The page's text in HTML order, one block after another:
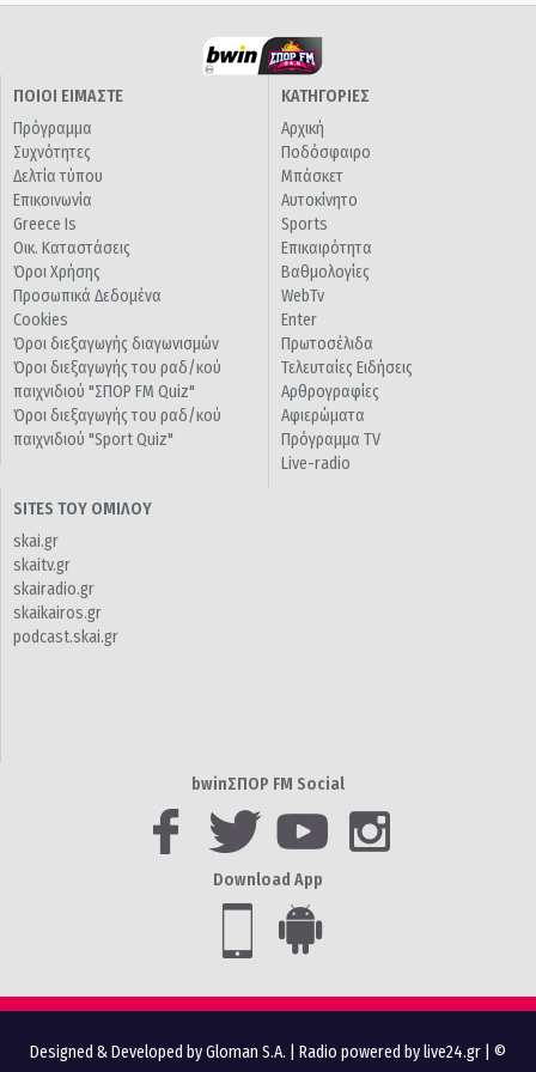
ΠΟΙΟΙ ΕΙΜΑΣΤΕ
Πρόγραμμα
Συχνότητες
Δελτία τύπου
Επικοινωνία
Greece Is
Οικ. Καταστάσεις
Όροι Χρήσης
Προσωπικά Δεδομένα
Cookies
Όροι διεξαγωγής διαγωνισμών
Όροι διεξαγωγής του ραδ/κού
παιχνιδιού "ΣΠΟΡ FM Quiz"
Όροι διεξαγωγής του ραδ/κού
παιχνιδιού "Sport Quiz"
ΚΑΤΗΓΟΡΙΕΣ
Αρχική
Ποδόσφαιρο
Μπάσκετ
Αυτοκίνητο
Sports
Επικαιρότητα
Βαθμολογίες
WebTv
Enter
Πρωτοσέλιδα
Τελευταίες Ειδήσεις
Αρθρογραφίες
Αφιερώματα
Πρόγραμμα TV
Live-radio
SITES ΤΟΥ ΟΜΙΛΟΥ
skai.gr
skaitv.gr
skairadio.gr
skaikairos.gr
podcast.skai.gr
bwinΣΠΟΡ FM Social
Download App
Designed & Developed by Gloman S.A. Radio powered by live24.gr | ©